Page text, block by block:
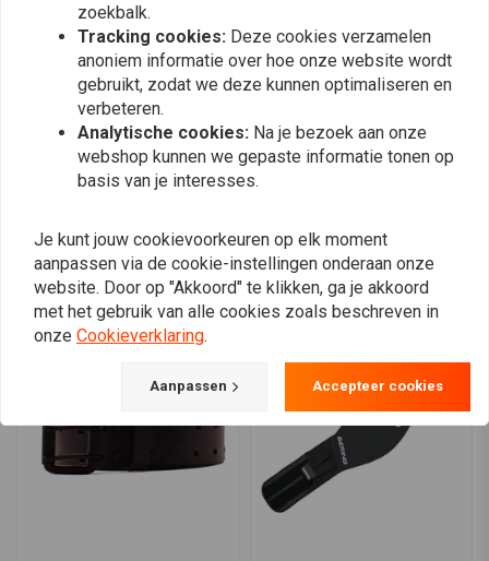
Plaats ook een review
Vergelijkbare producten
zoekbalk.
Tracking cookies: Deze cookies verzamelen
anoniem informatie over hoe onze website wordt
gebruikt, zodat we deze kunnen optimaliseren en
verbeteren.
Analytische cookies: Na je bezoek aan onze
webshop kunnen we gepaste informatie tonen op
basis van je interesses.
Je kunt jouw cookievoorkeuren op elk moment
aanpassen via de cookie-instellingen onderaan onze
website. Door op "Akkoord" te klikken, ga je akkoord
met het gebruik van alle cookies zoals beschreven in
onze Cookieverklaring.
Aanpassen Accepteer cookies